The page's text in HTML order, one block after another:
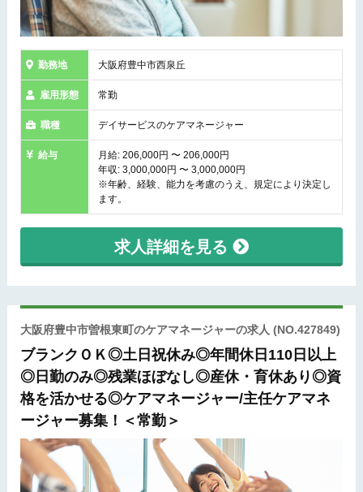
勤務地 大阪府豊中市西泉丘
雇用形態 常勤
職種 デイサービスのケアマネージャー
給与
月給: 206,000円 〜 206,000円
年収: 3,000,000円 〜 3,000,000円
※年齢、経験、能力を考慮のうえ、規定により決定し
ます。
求人詳細を見る
大阪府豊中市曽根東町のケアマネージャーの求人 (NO.427849)
ブランクＯＫ◎土日祝休み◎年間休日110日以上
◎日勤のみ◎残業ほぼなし◎産休・育休あり◎資
格を活かせる◎ケアマネージャー/主任ケアマネ
ージャー募集！＜常勤＞